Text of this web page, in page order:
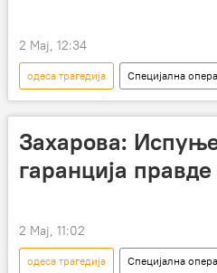
2 Мај, 12:34
одеса трагедија Специјална
Специјална војна операција у
Захарова:
гаранција
2 Мај, 11:02
одеса трагедија Специјална